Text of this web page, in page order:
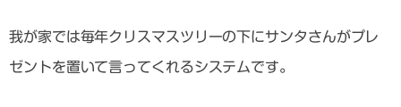
我が家では毎年クリスマスツリーの下にサンタさんがプレ
ゼントを置いて言ってくれるシステムです。